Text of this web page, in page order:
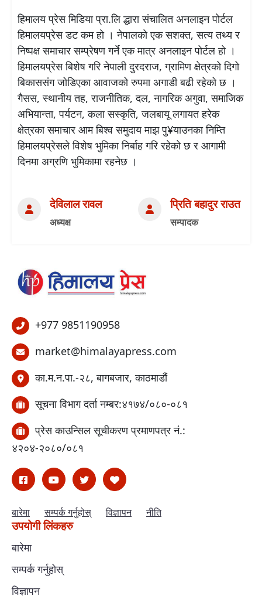
हिमालय प्रेस मिडिया प्रा.लि द्धारा संचालित अनलाइन पोर्टल
हिमालयप्रेस डट कम हो । नेपालको एक सशक्त, सत्य तथ्य र
निष्पक्ष समाचार सम्प्रेषण गर्ने एक मात्र अनलाइन पोर्टल हो ।
हिमालयप्रेस बिशेष गरि नेपाली दुरदराज, ग्रामिण क्षेत्रको दिगो
बिकाससंग जोडिएका आवाजको रुपमा अगाडी बढी रहेको छ ।
गैसस, स्थानीय तह, राजनीतिक, दल, नागरिक अगुवा, समाजिक
अभियान्ता, पर्यटन, कला सस्कृति, जलबायू लगायत हरेक
क्षेत्रका समाचार आम बिश्व समुदाय माझ पु¥याउनका निम्ति
हिमालयप्रेसले विशेष भुमिका निर्बाह गरि रहेको छ र आगामी
दिनमा अग्रणि भुमिकामा रहनेछ ।
देविलाल रावल
अध्यक्ष
प्रिति बहादुर राउत
सम्पादक
+977 9851190958
market@himalayapress.com
का.म.न.पा.-२८, बागबजार, काठमाडौं
सूचना विभाग दर्ता नम्बर:४१७४/०८०-०८१
प्रेस काउन्सिल सूचीकरण प्रमाणपत्र नं.:
४२०४-२०८०/०८१
बारेमा सम्पर्क गर्नुहोस् विज्ञापन नीति
उपयोगी लिंकहरु
बारेमा
सम्पर्क गर्नुहोस्
विज्ञापन